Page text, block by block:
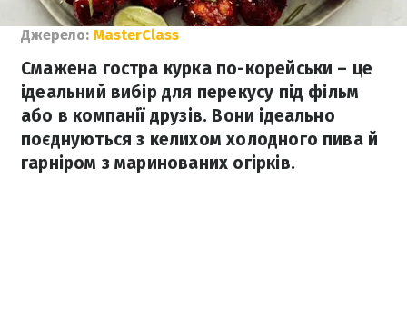
Джерело: MasterClass
Смажена гостра курка по-корейськи – це
ідеальний вибір для перекусу під фільм
або в компанії друзів. Вони ідеально
поєднуються з келихом холодного пива й
гарніром з маринованих огірків.